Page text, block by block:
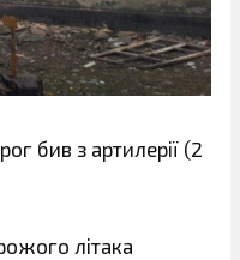
бив з артилерії (2
літака